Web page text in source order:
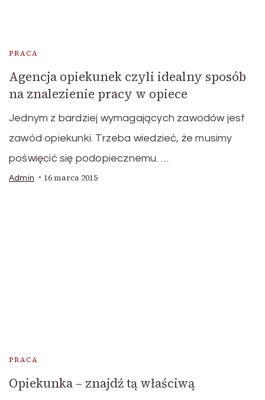
PRACA
Agencja opiekunek czyli idealny sposób
na znalezienie pracy w opiece
Jednym z bardziej wymagających zawodów jest
zawód opiekunki. Trzeba wiedzieć, że musimy
poświęcić się podopiecznemu. …
Admin 16 marca 2015
PRACA
Opiekunka – znajdź tą właściwą